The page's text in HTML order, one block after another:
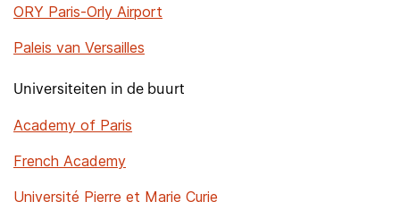
ORY Paris-Orly Airport
Paleis van Versailles
Universiteiten in de buurt
Academy of Paris
French Academy
Université Pierre et Marie Curie